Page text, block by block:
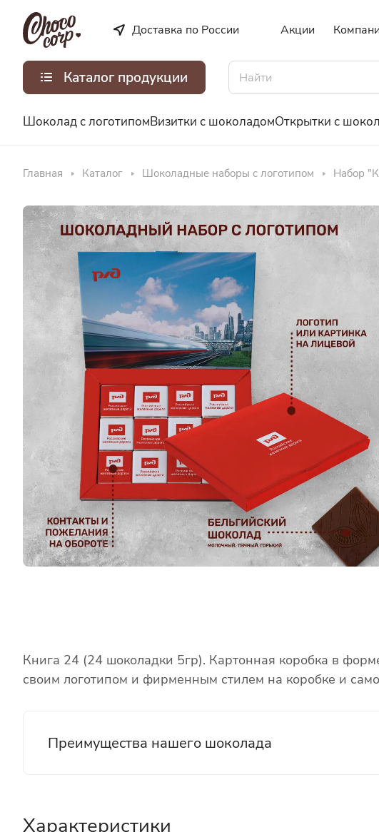
Доставка по России Акции
Каталог продукции
Шоколад с логотипомВизитки с шоколадомОткрытки с
Главная Каталог Шоколадные наборы с логотипом Набор
Книга 24 (24 шоколадки 5гр). Картонная коробка в
своим логотипом и фирменным стилем на коробке и
Преимущества нашего шоколада
Характеристики